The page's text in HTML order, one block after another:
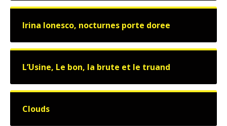
Irina Ionesco, nocturnes porte doree
L’Usine, Le bon, la brute et le truand
Clouds